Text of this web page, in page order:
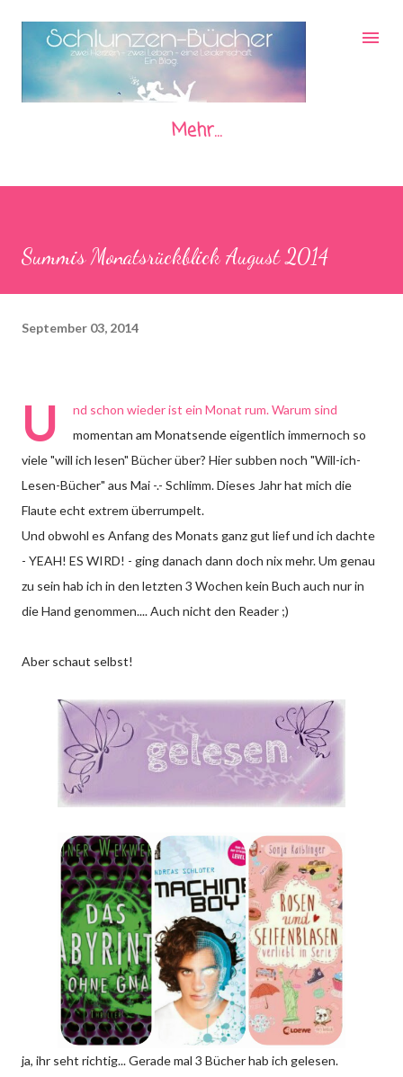
Direkt zum Hauptbereich
Mehr…
Summis Monatsrückblick August 2014
September 03, 2014
U
nd schon wieder ist ein Monat rum. Warum sind
momentan am Monatsende eigentlich immernoch so
viele "will ich lesen" Bücher über? Hier subben noch "Will-ich-
Lesen-Bücher" aus Mai -.- Schlimm. Dieses Jahr hat mich die
Flaute echt extrem überrumpelt.
Und obwohl es Anfang des Monats ganz gut lief und ich dachte
- YEAH! ES WIRD! - ging danach dann doch nix mehr. Um genau
zu sein hab ich in den letzten 3 Wochen kein Buch auch nur in
die Hand genommen.... Auch nicht den Reader ;)
Aber schaut selbst!
ja, ihr seht richtig... Gerade mal 3 Bücher hab ich gelesen.